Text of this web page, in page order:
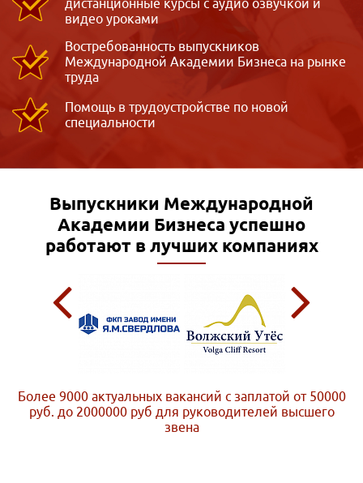
дистанционные курсы с аудио озвучкой и
видео уроками
Востребованность выпускников
Международной Академии Бизнеса на рынке
труда
Помощь в трудоустройстве по новой
специальности
Выпускники Международной
Академии Бизнеса успешно
работают в лучших компаниях
Более 9000 актуальных вакансий с заплатой от 50000
руб. до 2000000 руб для руководителей высшего
звена